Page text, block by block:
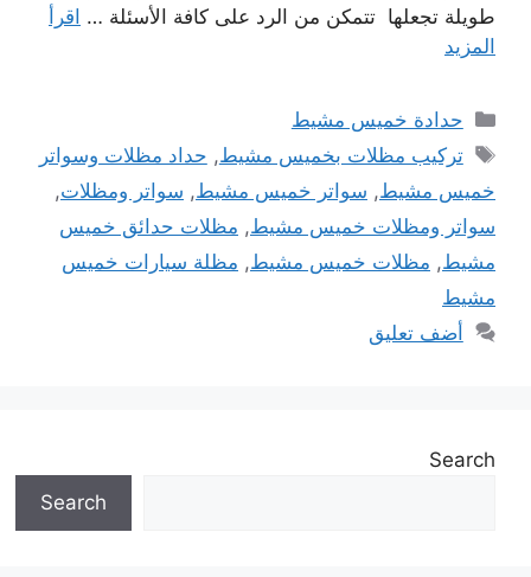
طويلة تجعلها تتمكن من الرد على كافة الأسئلة … اقرأ
المزيد
التصنيفات
حدادة خميس مشيط
الوسوم
تركيب مظلات بخميس مشيط, حداد مظلات وسواتر
خميس مشيط, سواتر خميس مشيط, سواتر ومظلات,
سواتر ومظلات خميس مشيط, مظلات حدائق خميس
مشيط, مظلات خميس مشيط, مظلة سيارات خميس
مشيط
أضف تعليق
Search
Search